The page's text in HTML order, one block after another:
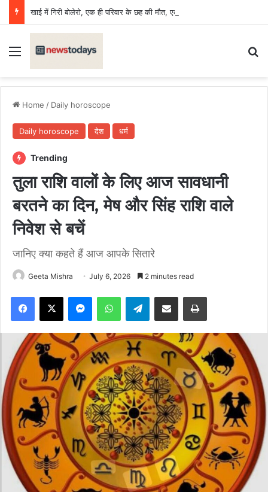
खाई में गिरी बोलेरो, एक ही परिवार के छह की मौत, एक किशोर घायल
Menu
Home / Daily horoscope
Daily horoscope देश धर्म
Trending
तुला राशि वालों के लिए आज सावधानी
बरतने का दिन, मेष और सिंह राशि वाले
निवेश से बचें
जानिए क्या कहते हैं आज आपके सितारे
Geeta Mishra July 6, 2026 2 minutes read
Facebook
X MessengerWhatsAppTelegramShare via Email Print